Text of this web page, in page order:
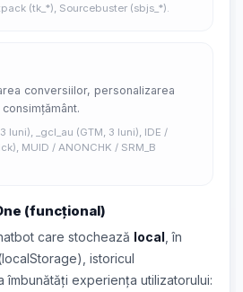
(tk_*), Sourcebuster (sbjs_*).
conversiilor, personalizarea
luni), _gcl_au (GTM, 3 luni), IDE /
MUID / ANONCHK / SRM_B
(funcțional)
care stochează local , în
istoricul
îmbunătăți experiența utilizatorului: